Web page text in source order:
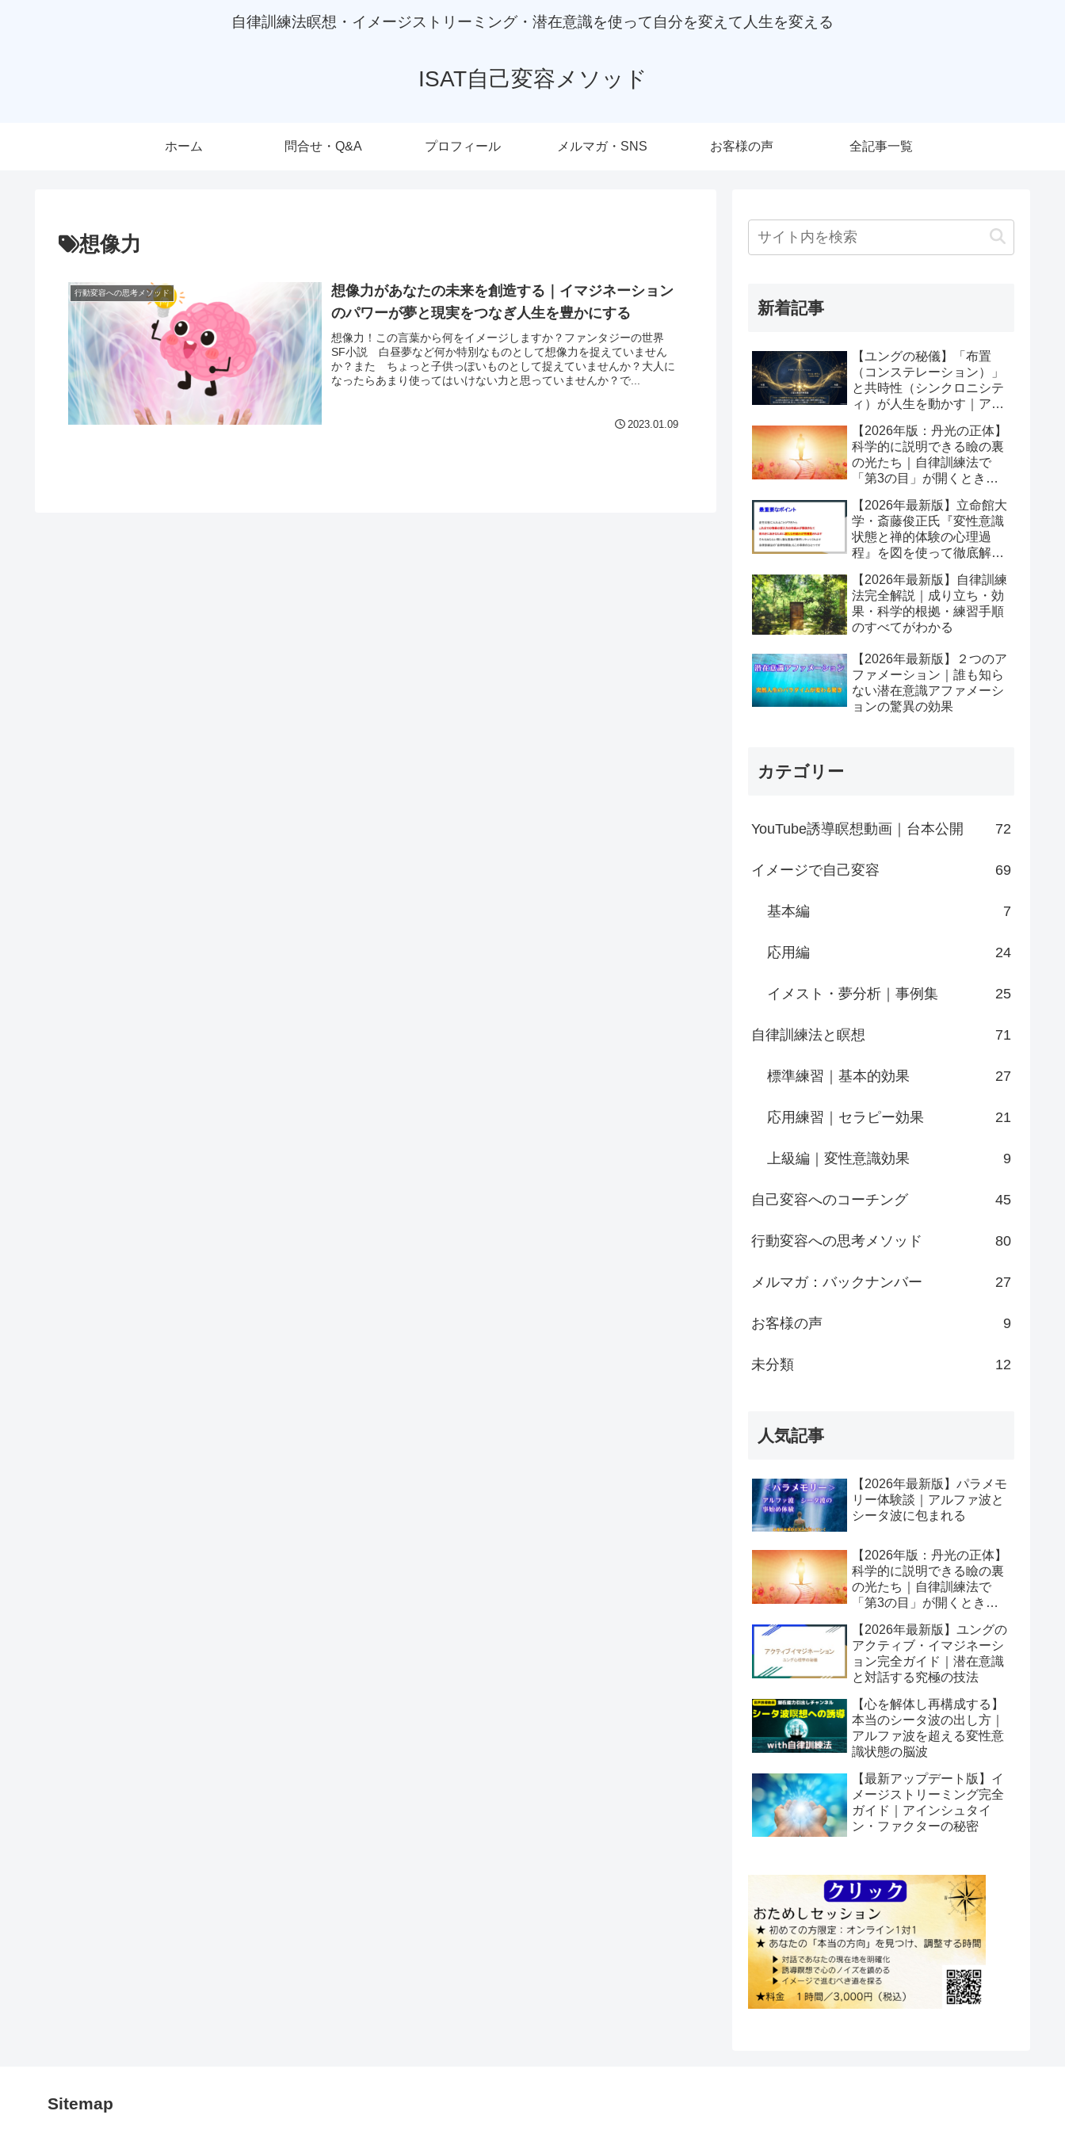
自律訓練法瞑想・イメージストリーミング・潜在意識を使って自分を変えて人生を変える
ISAT自己変容メソッド
ホーム 問合せ・Q&A プロフィール メルマガ・SNS お客様の声 全記事一覧
想像力
行動変容への思考メソッド
想像力があなたの未来を創造する｜イマジネーション
のパワーが夢と現実をつなぎ人生を豊かにする
想像力！この言葉から何をイメージしますか？ファンタジーの世界
SF小説 白昼夢など何か特別なものとして想像力を捉えていません
か？また ちょっと子供っぽいものとして捉えていませんか？大人に
なったらあまり使ってはいけない力と思っていませんか？で...
2023.01.09
新着記事
【ユングの秘儀】「布置
（コンステレーション）」
と共時性（シンクロニシテ
ィ）が人生を動かす｜アク
舞台
【2026年版：丹光の正体】
科学的に説明できる瞼の裏
の光たち｜自律訓練法で
「第3の目」が開くとき潜
【2026年最新版】立命館大
学・斎藤俊正氏『変性意識
状態と禅的体験の心理過
程』を図を使って徹底解説
変容を起こすのか？
【2026年最新版】自律訓練
法完全解説｜成り立ち・効
果・科学的根拠・練習手順
のすべてがわかる
【2026年最新版】２つのア
ファメーション｜誰も知ら
ない潜在意識アファメーシ
ョンの驚異の効果
カテゴリー
YouTube誘導瞑想動画｜台本公開 72
イメージで自己変容 69
基本編 7
応用編 24
イメスト・夢分析｜事例集 25
自律訓練法と瞑想 71
標準練習｜基本的効果 27
応用練習｜セラピー効果 21
上級編｜変性意識効果 9
自己変容へのコーチング 45
行動変容への思考メソッド 80
メルマガ：バックナンバー 27
お客様の声 9
未分類 12
人気記事
【2026年最新版】パラメモ
リー体験談｜アルファ波と
シータ波に包まれる
【2026年版：丹光の正体】
科学的に説明できる瞼の裏
の光たち｜自律訓練法で
「第3の目」が開くとき潜
【2026年最新版】ユングの
アクティブ・イマジネーシ
ョン完全ガイド｜潜在意識
と対話する究極の技法
【心を解体し再構成する】
本当のシータ波の出し方｜
アルファ波を超える変性意
識状態の脳波
【最新アップデート版】イ
メージストリーミング完全
ガイド｜アインシュタイ
ン・ファクターの秘密
Sitemap